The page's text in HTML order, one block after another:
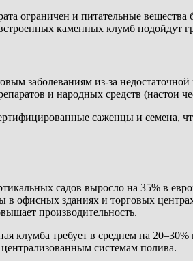
ограничен и питательные
каменных клумб подойдут
заболеваниям из-за
и народных средств (настои
саженцы и семена,
садов выросло на 35% в
в офисных зданиях и торговых
производительность.
клумба требует в среднем на
системам полива.